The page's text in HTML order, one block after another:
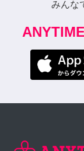
みんな